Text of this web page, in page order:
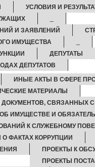
УСЛОВИЯ И
И ЗАЯВЛЕНИЙ
ИМУЩЕСТВА
ДЕПУТАТЫ
ДЕПУТАТОВ
ИНЫЕ АКТЫ В СФЕРЕ
МАТЕРИАЛЫ
СВЯЗАННЫХ
ИМУЩЕСТВЕ И
К СЛУЖЕБНОМУ
ФАКТАХ КОРРУПЦИИ
ПРОЕКТЫ К
ПРОЕКТЫ